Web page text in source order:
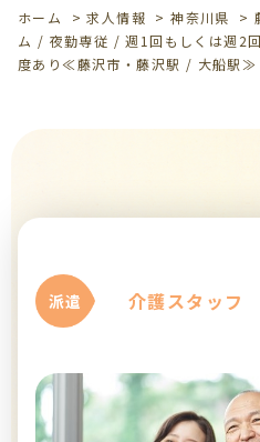
ホーム >求人情報 >神奈川県 >
ム / 夜勤専従 / 週1回もしくは週2
度あり≪藤沢市・藤沢駅 / 大船駅≫
派遣 介護スタッフ